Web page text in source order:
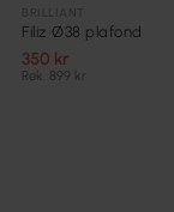
Filiz Ø38 plafond
350 kr
Rek. 899 kr